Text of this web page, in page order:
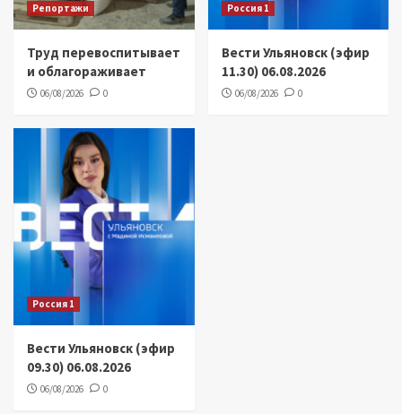
Репортажи
Труд перевоспитывает
и облагораживает
06/08/2026 0
Россия 1
Вести Ульяновск (эфир
11.30) 06.08.2026
06/08/2026 0
Россия 1
Вести Ульяновск (эфир
09.30) 06.08.2026
06/08/2026 0